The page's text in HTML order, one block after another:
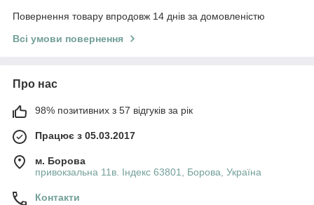
Повернення товару впродовж 14 днів за домовленістю
Всі умови повернення
Про нас
98% позитивних з 57 відгуків за рік
Працює з 05.03.2017
м. Борова
привокзальна 11в. Індекс 63801, Борова, Україна
Контакти